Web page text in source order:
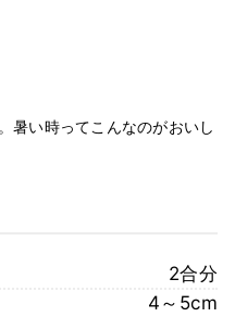
暑い時ってこんなのがおいし
2合分
4～5cm